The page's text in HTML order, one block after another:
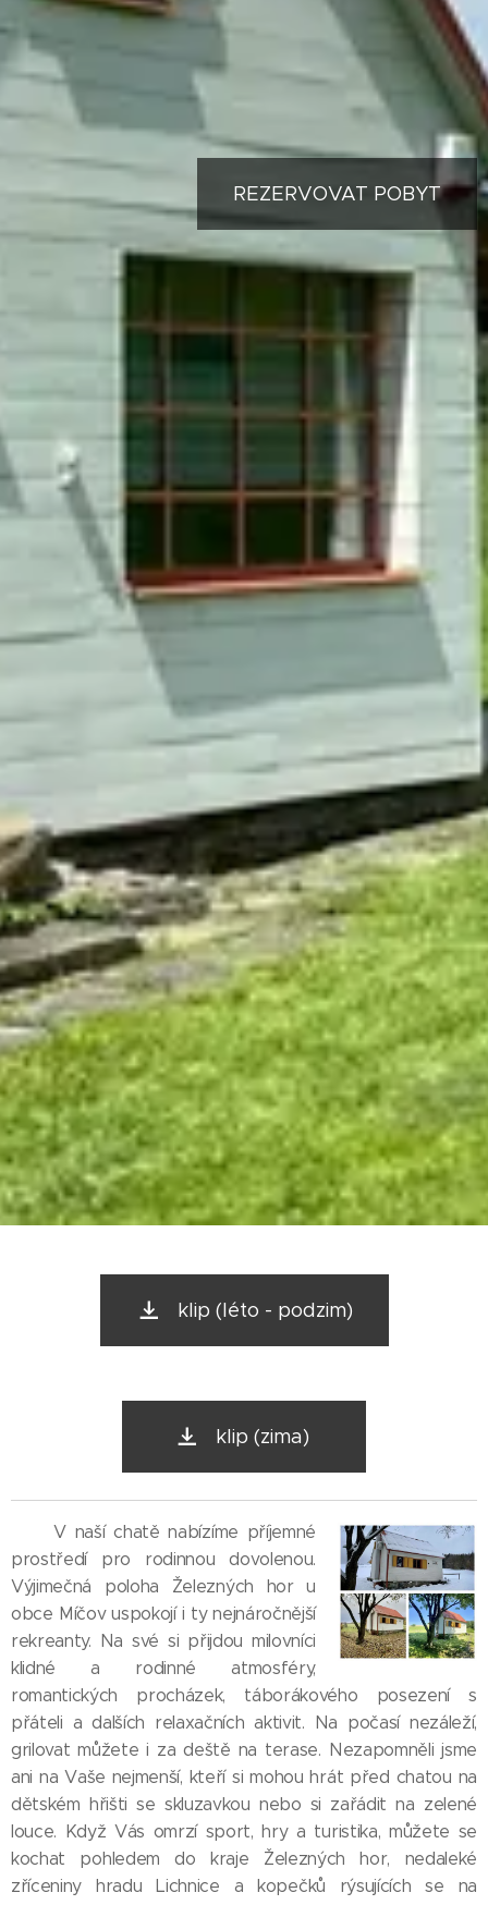
REZERVOVAT POBYT
klip (léto - podzim)
klip (zima)
V naší chatě nabízíme příjemné
prostředí pro rodinnou dovolenou.
Výjimečná poloha Železných hor u
obce Míčov uspokojí i ty nejnáročnější
rekreanty. Na své si přijdou milovníci
klidné a rodinné atmosféry,
romantických procházek, táborákového posezení s
přáteli a dalších relaxačních aktivit. Na počasí nezáleží,
grilovat můžete i za deště na terase. Nezapomněli jsme
ani na Vaše nejmenší, kteří si mohou hrát před chatou na
dětském hřišti se skluzavkou nebo si zařádit na zelené
louce. Když Vás omrzí sport, hry a turistika, můžete se
kochat pohledem do kraje Železných hor, nedaleké
zříceniny hradu Lichnice a kopečků rýsujících se na